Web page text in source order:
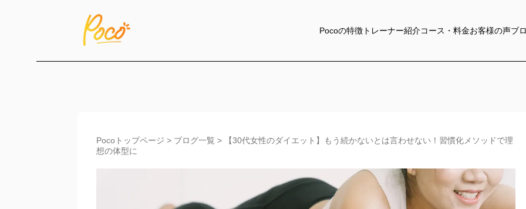
Pocoの特徴 トレーナー紹介コース・料金お客様の声ブ
Pocoトップページ > ブログ一覧 >
【30代女性のダイエット】もう続かないとは言わせない！習慣化メソッドで理
想の体型に